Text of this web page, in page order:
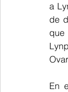
a
de
En